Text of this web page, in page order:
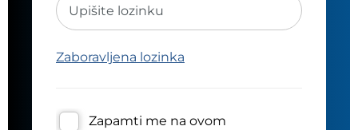
Zaboravljena lozinka
Zapamti me na ovom